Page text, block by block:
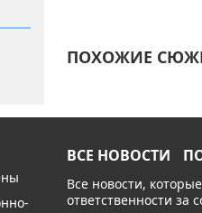
ПОХОЖИЕ
ВСЕ НОВОСТИ
Все новости,
ответственности за